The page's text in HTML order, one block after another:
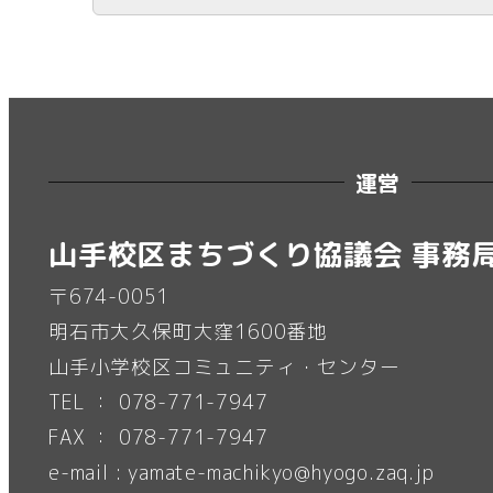
運営
山手校区まちづくり協議会 事務
〒674-0051
明石市大久保町大窪1600番地
山手小学校区コミュニティ・センター
TEL ： 078-771-7947
FAX ： 078-771-7947
e-mail : yamate-machikyo@hyogo.zaq.jp